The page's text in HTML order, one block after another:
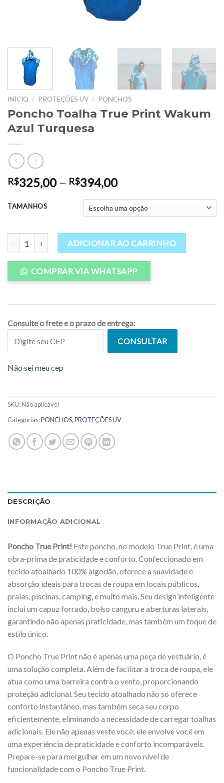
INÍCIO / PROTEÇÕES UV / PONCHOS
Poncho Toalha True Print Wakum
Azul Turquesa
R$325,00 – R$394,00Faixa
preço:
R$325,00
através
R$394,00
TAMANHOS
Poncho Toalha True Print Wakum Azul Turquesa quantidade
ADICIONAR AO CARRINHO
COMPRAR VIA WHATSAPP
Consulte o frete e o prazo de entrega:
CONSULTAR
Não sei meu cep
SKU:Não aplicável
Categorias:PONCHOS,PROTEÇÕES UV
DESCRIÇÃO
INFORMAÇÃO ADICIONAL
Poncho True Print! Este poncho, no modelo True Print, é uma
obra-prima de praticidade e conforto. Confeccionado em
tecido atoalhado 100% algodão, oferece a suavidade e
absorção ideais para trocas de roupa em locais públicos,
praias, piscinas, camping, e muito mais. Seu design inteligente
inclui um capuz forrado, bolso canguru e aberturas laterais,
garantindo não apenas praticidade, mas também um toque de
estilo único.
O Poncho True Print não é apenas uma peça de vestuário, é
uma solução completa. Além de facilitar a troca de roupa, ele
atua como uma barreira contra o vento, proporcionando
proteção adicional. Seu tecido atoalhado não só oferece
conforto instantâneo, mas também seca seu corpo
eficientemente, eliminando a necessidade de carregar toalhas
adicionais. Ele não apenas veste você; ele envolve você em
uma experiência de praticidade e conforto incomparáveis.
Prepare-se para mergulhar em um novo nível de
funcionalidade com o Poncho True Print.